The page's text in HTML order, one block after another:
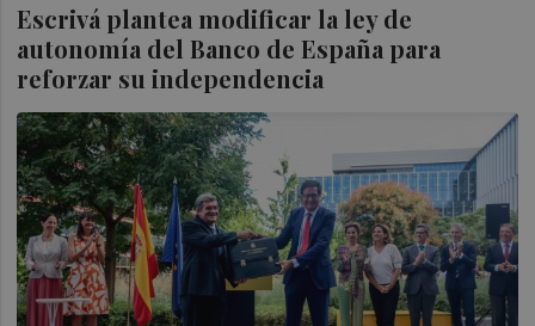
Escrivá plantea modificar la ley de
autonomía del Banco de España para
reforzar su independencia